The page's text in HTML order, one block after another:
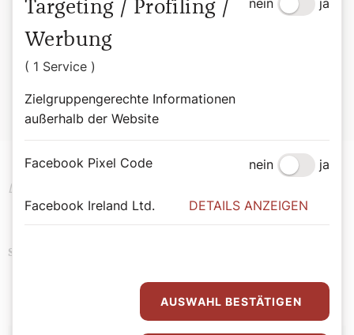
Zur Person:
Alexander Wessely
Der Kommentar drückt seine persönliche Meinung aus!
Schlagwörter
Targeting / Profiling /
Werbung
( 1 Service )
Zielgruppengerechte Informationen
außerhalb der Website
nein ja
Facebook Pixel Code nein ja
Facebook Ireland Ltd. DETAILS ANZEIGEN
AUSWAHL BESTÄTIGEN